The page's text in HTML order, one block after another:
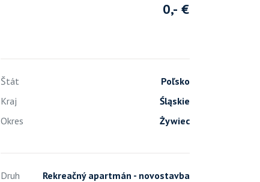
0,- €
Štát
Poľsko
Kraj
Śląskie
Okres
Żywiec
Druh
Rekreačný apartmán - novostavba